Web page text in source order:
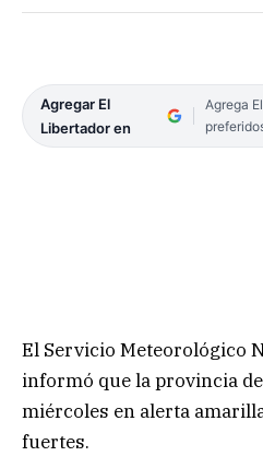
Agregar El
Libertador en
Agrega
El Servicio Meteorológico
informó que la provincia
miércoles en alerta
fuertes.